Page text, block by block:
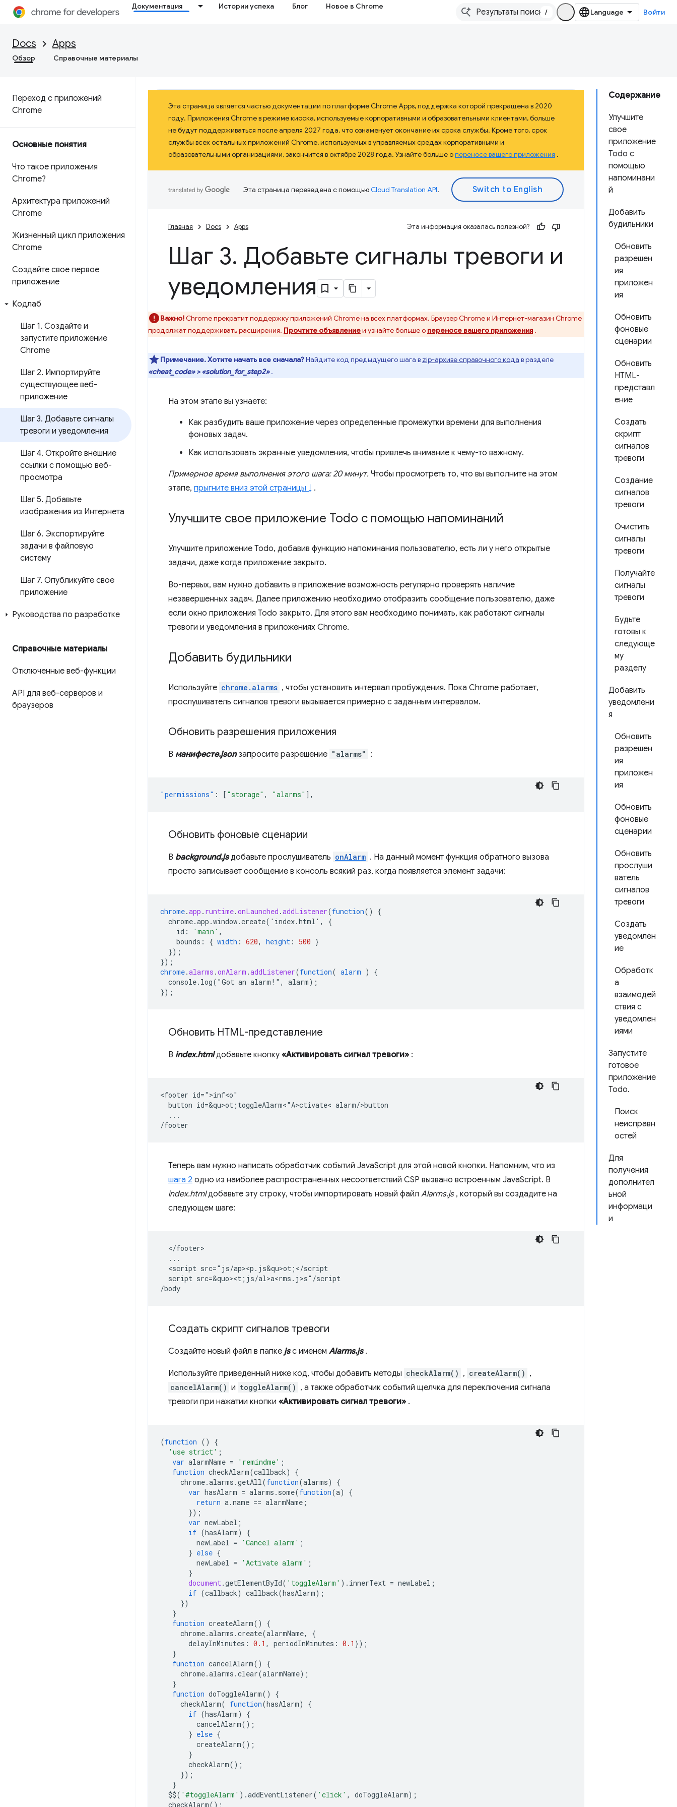
Документация Истории успеха Блог Новое в Chrome
/ Войти
Docs Apps
Обзор Справочные материалы
Переход с приложений
Chrome
Основные понятия
Что такое приложения
Chrome?
Архитектура приложений
Chrome
Жизненный цикл приложения
Chrome
Создайте свое первое
приложение
Кодлаб
Шаг 1. Создайте и
запустите приложение
Chrome
Шаг 2. Импортируйте
существующее веб-
приложение
Шаг 3. Добавьте сигналы
тревоги и уведомления
Шаг 4. Откройте внешние
ссылки с помощью веб-
просмотра
Шаг 5. Добавьте
изображения из Интернета
Шаг 6. Экспортируйте
задачи в файловую
систему
Шаг 7. Опубликуйте свое
приложение
Руководства по разработке
Справочные материалы
Отключенные веб-функции
API для веб-серверов и
браузеров
Содержание
Улучшите
свое
приложение
Todo с
помощью
напоминани
й
Добавить
будильники
Обновить
разрешен
ия
приложен
ия
Обновить
фоновые
сценарии
Обновить
HTML-
представл
ение
Создать
скрипт
сигналов
тревоги
Создание
сигналов
тревоги
Очистить
сигналы
тревоги
Получайте
сигналы
тревоги
Будьте
готовы к
следующе
му
разделу
Добавить
уведомлени
я
Обновить
разрешен
ия
приложен
ия
Обновить
фоновые
сценарии
Обновить
прослуши
ватель
сигналов
тревоги
Создать
уведомлен
ие
Обработк
а
взаимодей
ствия с
уведомлен
иями
Запустите
готовое
приложение
Todo.
Поиск
неисправн
остей
Для
получения
дополнител
ьной
информаци
и
Эта страница является частью документации по платформе Chrome Apps, поддержка которой прекращена в 2020
году. Приложения Chrome в режиме киоска, используемые корпоративными и образовательными клиентами, больше
не будут поддерживаться после апреля 2027 года, что ознаменует окончание их срока службы. Кроме того, срок
службы всех остальных приложений Chrome, используемых в управляемых средах корпоративными и
образовательными организациями, закончится в октябре 2028 года. Узнайте больше опереносе вашего приложения .
Эта страница переведена с помощьюCloud Translation API.
Главная Docs Apps Эта информация оказалась полезной?
Шаг 3. Добавьте сигналы тревоги и
уведомления
Важно!Chrome прекратит поддержку приложений Chrome на всех платформах. Браузер Chrome и Интернет-магазин Chrome
продолжат поддерживать расширения. Прочтите объявлениеи узнайте больше о переносе вашего приложения .
Примечание.Хотите начать все сначала?Найдите код предыдущего шага в zip-архиве справочного кода в разделе
«cheat_code» > «solution_for_step2».
На этом этапе вы узнаете:
Как разбудить ваше приложение через определенные промежутки времени для выполнения
фоновых задач.
Как использовать экранные уведомления, чтобы привлечь внимание к чему-то важному.
Примерное время выполнения этого шага: 20 минут. Чтобы просмотреть то, что вы выполните на этом
этапе, прыгните вниз этой страницы ↓ .
Улучшите свое приложение Todo с помощью напоминаний
Улучшите приложение Todo, добавив функцию напоминания пользователю, есть ли у него открытые
задачи, даже когда приложение закрыто.
Во-первых, вам нужно добавить в приложение возможность регулярно проверять наличие
незавершенных задач. Далее приложению необходимо отобразить сообщение пользователю, даже
если окно приложения Todo закрыто. Для этого вам необходимо понимать, как работают сигналы
тревоги и уведомления в приложениях Chrome.
Добавить будильники
Используйте chrome.alarms , чтобы установить интервал пробуждения. Пока Chrome работает,
прослушиватель сигналов тревоги вызывается примерно с заданным интервалом.
Обновить разрешения приложения
В манифесте.jsonзапросите разрешение "alarms" :
"permissions" : [ "storage" , "alarms" ],
Обновить фоновые сценарии
В background.jsдобавьте прослушиватель onAlarm . На данный момент функция обратного вызова
просто записывает сообщение в консоль всякий раз, когда появляется элемент задачи:
chrome.app . runtime.onLaunched .addListener(function()
{
chrome.app.window.create('index.html',
{
id : 'main' ,
bounds : { width : 620, height : 500 }
});
});
chrome.alarms .onAlarm .addListener(function( alarm )
{
console.log("Got an alarm!", alarm) ;
});
Обновить HTML-представление
В index.htmlдобавьте кнопку «Активировать сигнал тревоги» :
<footer id=">inf<o"
  button id=&qu>ot;toggleAlarm<"A>ctivate< alarm/>b
utton
  ...
Теперь вам нужно написать обработчик событий JavaScript для этой новой кнопки. Напомним, что из
шага 2 одно из наиболее распространенных несоответствий CSP вызвано встроенным JavaScript. В
index.htmlдобавьте эту строку, чтобы импортировать новый файл Alarms.js, который вы создадите на
следующем шаге:
  </footer>
  ...
  <script src="js/ap><p.js&qu>ot;</script
  script src=&quo><t;js/al>a<rms.j>s
"/script
Создать скрипт сигналов тревоги
Создайте новый файл в папке jsс именем Alarms.js.
Используйте приведенный ниже код, чтобы добавить методы checkAlarm() , createAlarm() ,
cancelAlarm() и toggleAlarm() , а также обработчик событий щелчка для переключения сигнала
тревоги при нажатии кнопки «Активировать сигнал тревоги» .
(function ()
{
'use strict' ;
var alarmName = 'remindme' ;
function checkAlarm(callback)
{
chrome.alarms .getAll(function(alarms)
{
var hasAlarm = alarms . some(function(a)
{
return a.name == alarmName ;
});
var newLabel ;
if (hasAlarm)
{
newLabel = 'Cancel alarm' ;
} else {
newLabel = 'Activate alarm' ;
}
document.getElementById( 'toggleAlarm' ). innerText = newLabel ;
if (callback) callback(hasAlarm);
})
}
function createAlarm()
{
chrome.alarms .create(alarmName,
{
delayInMinutes : 0.1 , periodInMinutes : 0.1 });
}
function cancelAlarm()
{
chrome.alarms .clear(alarmName);
}
function doToggleAlarm()
{
checkAlarm( function(hasAlarm)
{
if (hasAlarm)
{
cancelAlarm();
} else {
createAlarm();
}
checkAlarm();
});
}
$$( '#toggleAlarm' ).addEventListener( 'click' , doToggleAlarm);
checkAlarm();